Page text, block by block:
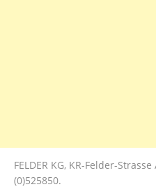
FELDER KG, KR-Felder-
(0)525850.